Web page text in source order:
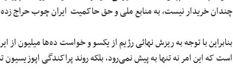
چندان خریدار نیست، به منابع ملی و حق حاکمیت ایران چوب حراج
بنابراین با توجه به ریزش نهائی رژیم از یکسو و خواست ده‌ها میلیون از
است که این امر نه تنها به پیش نمی‌رود، بلکه روند پراکندگی